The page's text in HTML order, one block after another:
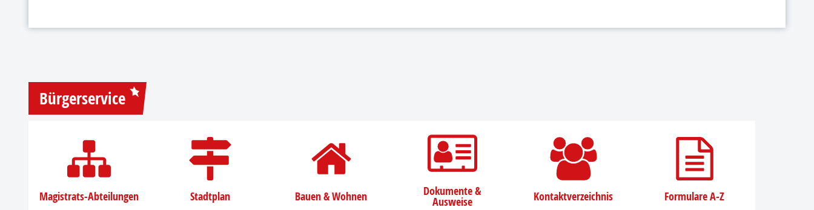
Bürgerservice
Magistrats-Abteilungen Stadtplan Bauen & Wohnen Dokumente &
Ausweise Kontaktverzeichnis Formulare A-Z